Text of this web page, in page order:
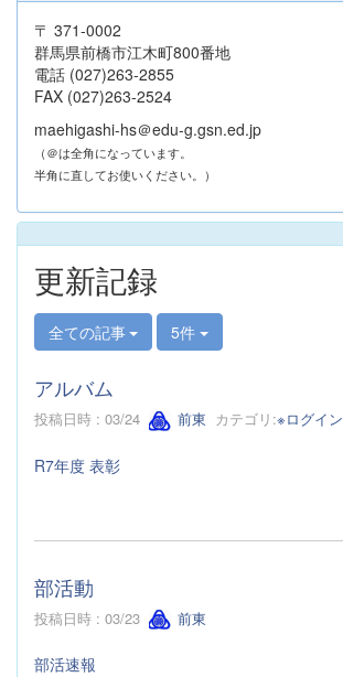
〒 371-0002
群馬県前橋市江木町800番地
電話 (027)263-2855
FAX (027)263-2524
maehigashi-hs＠edu-g.gsn.ed.jp
（＠は全角になっています。
半角に直してお使いください。）
更新記録
全ての記事 5件
アルバム
投稿日時 : 03/24 前東 カテゴリ:※ログイン
R7年度 表彰
部活動
投稿日時 : 03/23 前東
部活速報